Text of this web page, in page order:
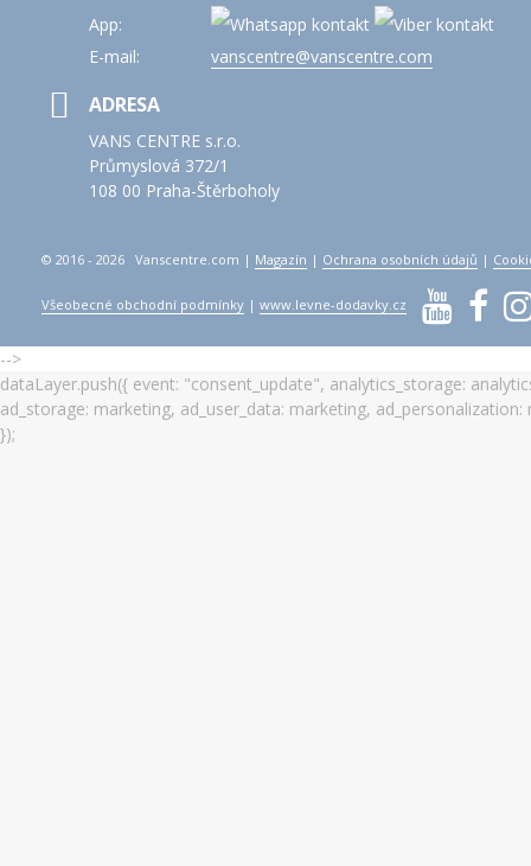
App:
E-mail:
vanscentre@vanscentre.com
ADRESA
VANS CENTRE s.r.o.
Průmyslová 372/1
108 00 Praha-Štěrboholy
© 2016 - 2026 Vanscentre.com | Magazín | Ochrana osobních údajů |
Všeobecné obchodní podmínky |www.levne-dodavky.cz
-->
dataLayer.push({ event: "consent_update", analytics_storage:
ad_storage: marketing, ad_user_data: marketing, ad_personalization:
});